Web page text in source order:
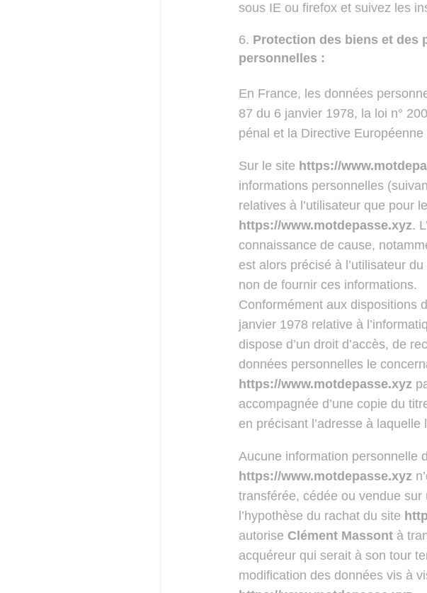
sous IE ou firefox et suivez les
Protection des biens et des
personnelles :
En France, les données
87 du 6 janvier 1978, la loi n°
pénal et la Directive
Sur le site https://
informations personnelles
relatives à l’utilisateur que pour
https://www.motdepasse.xyz.
connaissance de cause,
est alors précisé à l’utilisateur du
non de fournir ces informations.
Conformément aux dispositions
janvier 1978 relative à
dispose d’un droit d’accès, de
données personnelles le
https://www.motdepasse.xyz
accompagnée d’une copie du
en précisant l’adresse à
Aucune information personnelle
https://www.motdepasse.xyz
transférée, cédée ou vendue
l’hypothèse du rachat du site
autorise Clément Massontà
acquéreur qui serait à son tour
modification des données vis à